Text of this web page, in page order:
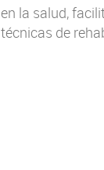
en la salud,
técnicas de